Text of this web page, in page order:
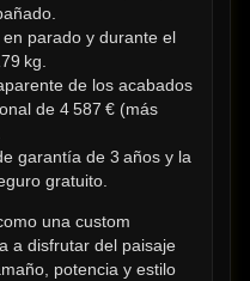
parado y durante el
kg.
de los acabados
de 4 587 € (más
garantía de 3 años y la
gratuito.
una custom
a disfrutar del paisaje
potencia y estilo